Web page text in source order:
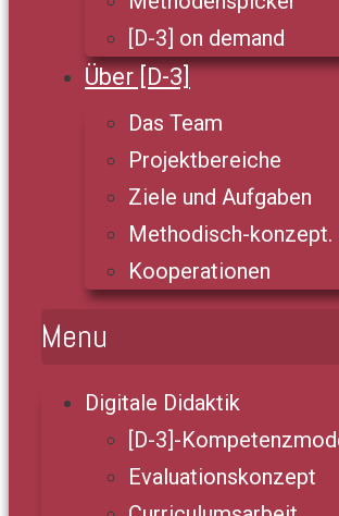
[D-3] on demand
Über [D-3]
Das Team
Projektbereiche
Ziele und Aufgaben
Methodisch-konzept.
Kooperationen
Menu
Digitale Didaktik
[D-3]-
Evaluationskonzept